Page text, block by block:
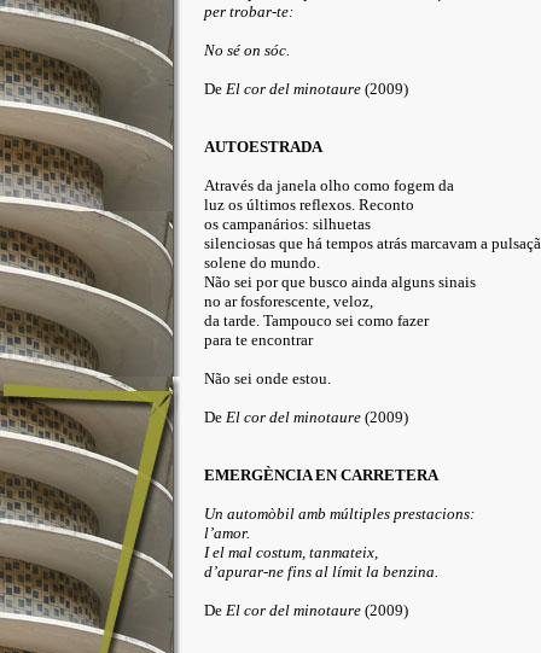
per trobar-te:
No sé on sóc.
De El cor del minotaure (2009)
AUTOESTRADA
Através da janela olho como fogem da
luz os últimos reflexos. Reconto
os campanários: silhuetas
silenciosas que há tempos atrás marcavam a
solene do mundo.
Não sei por que busco ainda alguns sinais
no ar fosforescente, veloz,
da tarde. Tampouco sei como fazer
para te encontrar
Não sei onde estou.
De El cor del minotaure (2009)
EMERGÈNCIA EN CARRETERA
Un automòbil amb múltiples prestacions:
l’amor.
I el mal costum, tanmateix,
d’apurar-ne fins al límit la benzina.
De El cor del minotaure (2009)